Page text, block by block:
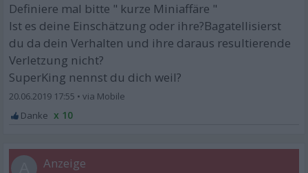
Definiere mal bitte " kurze Miniaffäre "
Ist es deine Einschätzung oder ihre?Bagatellisierst
du da dein Verhalten und ihre daraus resultierende
Verletzung nicht?
SuperKing nennst du dich weil?
20.06.2019 17:55 •
x 10